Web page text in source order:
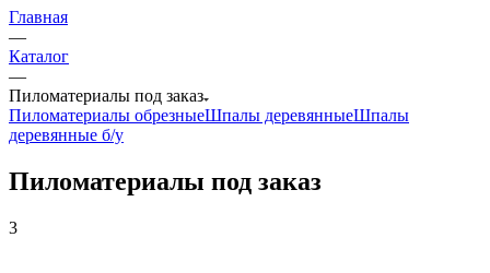
Главная
—
Каталог
—
Пиломатериалы под заказ
Пиломатериалы обрезныеШпалы деревянныеШпалы
деревянные б/у
Пиломатериалы под заказ
3